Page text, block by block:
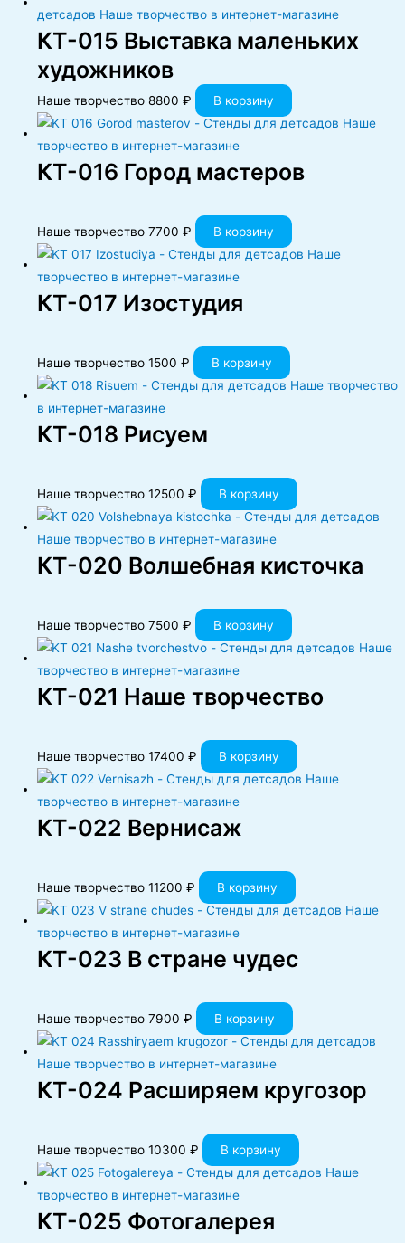
КT-015 Выставка маленьких
художников
Наше творчество8800₽ В корзину
КT-016 Город мастеров
Наше творчество7700₽ В корзину
КT-017 Изостудия
Наше творчество1500₽ В корзину
КT-018 Рисуем
Наше творчество12500₽ В корзину
КT-020 Волшебная кисточка
Наше творчество7500₽ В корзину
КT-021 Наше творчество
Наше творчество17400₽ В корзину
КT-022 Вернисаж
Наше творчество11200₽ В корзину
КT-023 В стране чудес
Наше творчество7900₽ В корзину
КT-024 Расширяем кругозор
Наше творчество10300₽ В корзину
КT-025 Фотогалерея